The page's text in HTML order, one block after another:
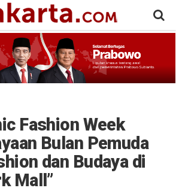
Fashion Week
Bulan Pemuda
dan Budaya di
Mall”